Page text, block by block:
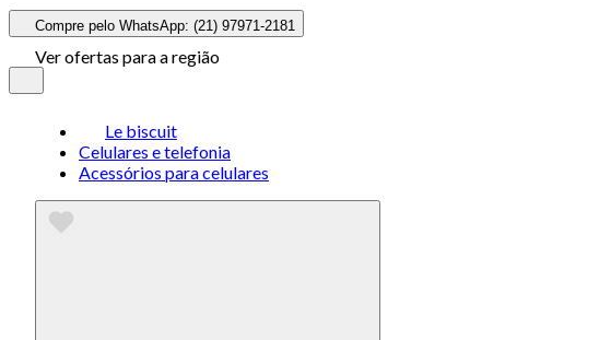
Compre pelo WhatsApp: (21) 97971-2181
Ver ofertas para a região
Le biscuit
Celulares e telefonia
Acessórios para celulares